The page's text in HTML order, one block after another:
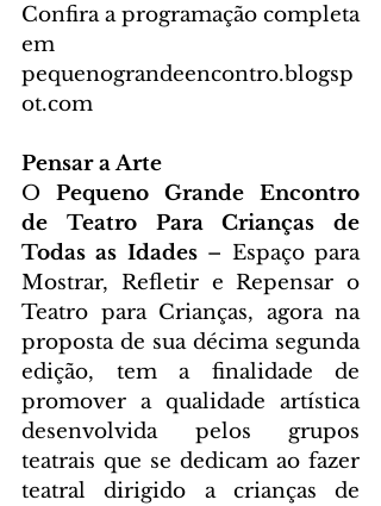
Confira a programação completa
em
pequenograndeencontro.blogsp
ot.com
Pensar a Arte
O Pequeno Grande Encontro
de Teatro Para Crianças de
Todas as Idades – Espaço para
Mostrar, Refletir e Repensar o
Teatro para Crianças, agora na
proposta de sua décima segunda
edição, tem a finalidade de
promover a qualidade artística
desenvolvida pelos grupos
teatrais que se dedicam ao fazer
teatral dirigido a crianças de